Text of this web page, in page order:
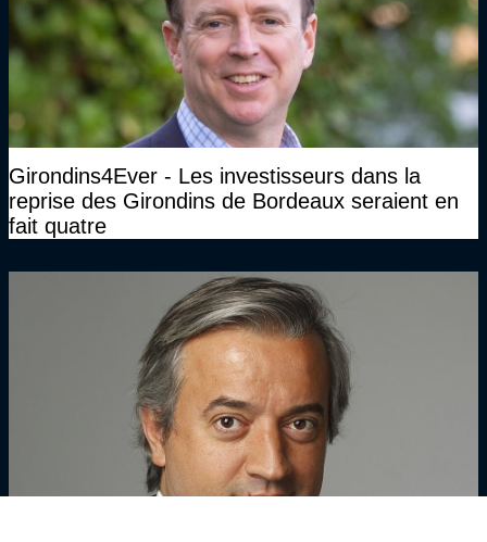
Girondins4Ever - Les investisseurs dans la
reprise des Girondins de Bordeaux seraient en
fait quatre